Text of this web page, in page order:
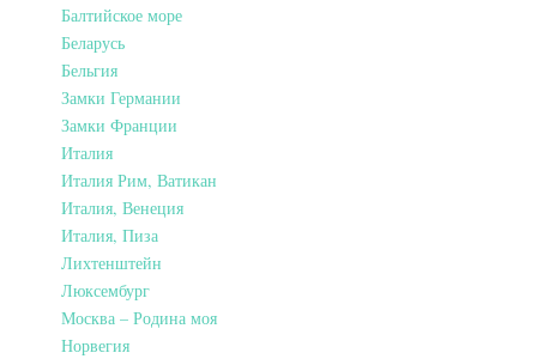
Балтийское море
Беларусь
Бельгия
Замки Германии
Замки Франции
Италия
Италия Рим, Ватикан
Италия, Венеция
Италия, Пиза
Лихтенштейн
Люксембург
Москва – Родина моя
Норвегия